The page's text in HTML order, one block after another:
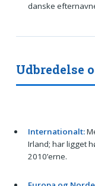
danske
Udbredelse
Internationalt:
Irland; har ligget
2010’erne.